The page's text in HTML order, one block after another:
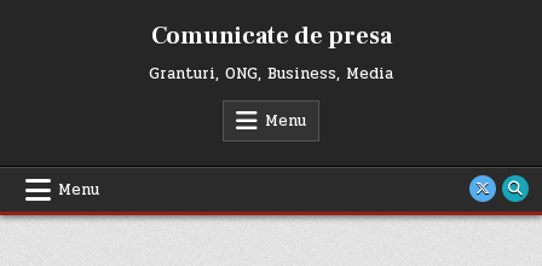
Comunicate de presa
Granturi, ONG, Business, Media
Menu
Menu